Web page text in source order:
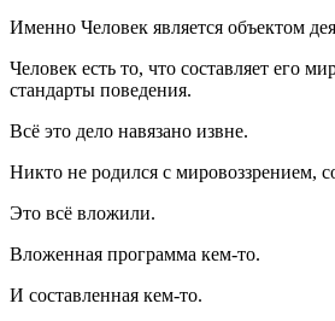
Именно Человек является объектом
Человек есть то, что составляет его
стандарты поведения.
Всё это дело навязано извне.
Никто не родился с мировоззрением,
Это всё вложили.
Вложенная программа кем-то.
И составленная кем-то.